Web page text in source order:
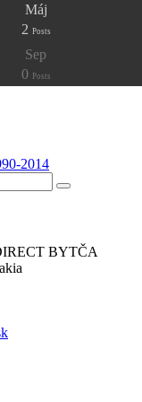
Máj
2 Posts
Sep
0
Posts
2014
BYTČA